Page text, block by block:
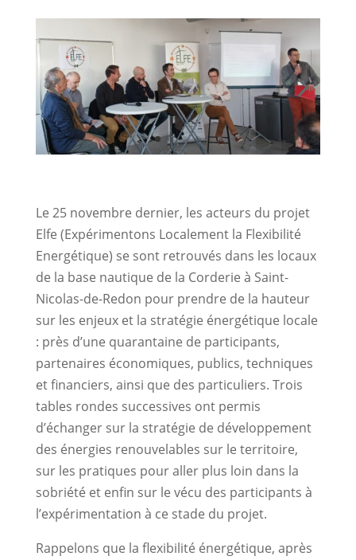
Le 25 novembre dernier, les acteurs du projet
Elfe (Expérimentons Localement la Flexibilité
Energétique) se sont retrouvés dans les locaux
de la base nautique de la Corderie à Saint-
Nicolas-de-Redon pour prendre de la hauteur
sur les enjeux et la stratégie énergétique locale
: près d’une quarantaine de participants,
partenaires économiques, publics, techniques
et financiers, ainsi que des particuliers. Trois
tables rondes successives ont permis
d’échanger sur la stratégie de développement
des énergies renouvelables sur le territoire,
sur les pratiques pour aller plus loin dans la
sobriété et enfin sur le vécu des participants à
l’expérimentation à ce stade du projet.
Rappelons que la flexibilité énergétique, après